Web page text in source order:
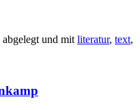
abgelegt und mit literatur, text,